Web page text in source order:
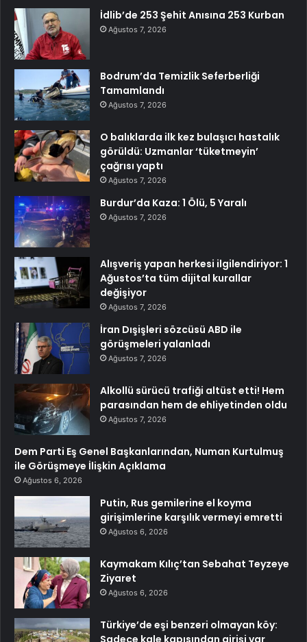
İdlib’de 253 Şehit Anısına 253 Kurban
Ağustos 7, 2026
Bodrum’da Temizlik Seferberliği
Tamamlandı
Ağustos 7, 2026
O balıklarda ilk kez bulaşıcı hastalık
görüldü: Uzmanlar ‘tüketmeyin’
çağrısı yaptı
Ağustos 7, 2026
Burdur’da Kaza: 1 Ölü, 5 Yaralı
Ağustos 7, 2026
Alışveriş yapan herkesi ilgilendiriyor: 1
Ağustos’ta tüm dijital kurallar
değişiyor
Ağustos 7, 2026
İran Dışişleri sözcüsü ABD ile
görüşmeleri yalanladı
Ağustos 7, 2026
Alkollü sürücü trafiği altüst etti! Hem
parasından hem de ehliyetinden oldu
Ağustos 7, 2026
Dem Parti Eş Genel Başkanlarından, Numan Kurtulmuş
ile Görüşmeye İlişkin Açıklama
Ağustos 6, 2026
Putin, Rus gemilerine el koyma
girişimlerine karşılık vermeyi emretti
Ağustos 6, 2026
Kaymakam Kılıç’tan Sebahat Teyzeye
Ziyaret
Ağustos 6, 2026
Türkiye’de eşi benzeri olmayan köy:
Sadece kale kapısından girişi var